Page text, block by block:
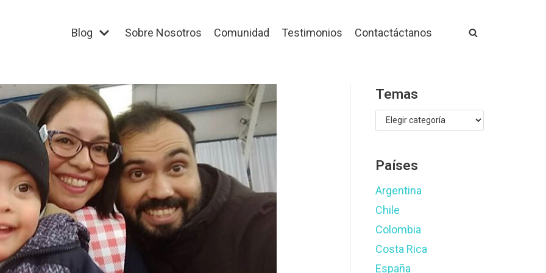
Blog Sobre Nosotros Comunidad Testimonios Contactáctanos
Temas
Países
Argentina
Chile
Colombia
Costa Rica
España